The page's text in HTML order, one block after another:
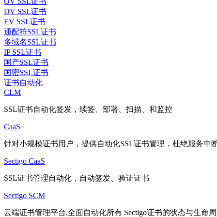
DV SSL证书
EV SSL证书
通配符SSL证书
多域名SSL证书
IP SSL证书
国产SSL证书
国密SSL证书
证书自动化
CLM
SSL证书自动化签发，续签、部署、扫描、和监控
CaaS
针对小规模证书用户，提供自动化SSL证书管理，杜绝服务中
Sectigo CaaS
SSL证书管理自动化，自动签发、验证证书
Sectigo SCM
云端证书管理平台,全面自动化所有 Sectigo证书的状态与生命周